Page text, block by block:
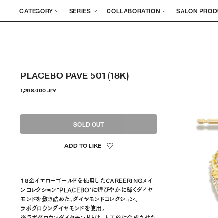
CATEGORY SERIES COLLABORATION SALON
PLACEBO PAVE 501 (18K)
1,298,000 JPY通
格
SOLD OUT
18金イエローゴールドを使用したCAREERINGメイ
ンコレクション"PLACEBO"に煌びやかに輝くダイヤ
モンドを敷き詰めた、ダイヤモンドコレクション。
ラボグロウンダイヤモンドを使用。